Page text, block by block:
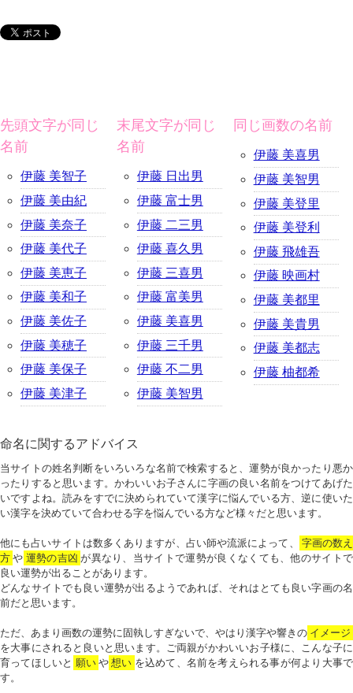
先頭文字が同じ
名前
伊藤 美智子
伊藤 美由紀
伊藤 美奈子
伊藤 美代子
伊藤 美恵子
伊藤 美和子
伊藤 美佐子
伊藤 美穂子
伊藤 美保子
伊藤 美津子
末尾文字が同じ
名前
伊藤 日出男
伊藤 富士男
伊藤 二三男
伊藤 喜久男
伊藤 三喜男
伊藤 富美男
伊藤 美喜男
伊藤 三千男
伊藤 不二男
伊藤 美智男
同じ画数の名前
伊藤 美喜男
伊藤 美智男
伊藤 美登里
伊藤 美登利
伊藤 飛雄吾
伊藤 映画村
伊藤 美都里
伊藤 美貴男
伊藤 美都志
伊藤 柚都希
命名に関するアドバイス
当サイトの姓名判断をいろいろな名前で検索すると、運勢が良かったり悪か
ったりすると思います。かわいいお子さんに字画の良い名前をつけてあげた
いですよね。読みをすでに決められていて漢字に悩んでいる方、逆に使いた
い漢字を決めていて合わせる字を悩んでいる方など様々だと思います。
他にも占いサイトは数多くありますが、占い師や流派によって、
字画の数え
方 や 運勢の吉凶 が異なり、当サイトで運勢が良くなくても、他のサイトで
良い運勢が出ることがあります。
どんなサイトでも良い運勢が出るようであれば、それはとても良い字画の名
前だと思います。
ただ、あまり画数の運勢に固執しすぎないで、やはり漢字や響きの イメージ
を大事にされると良いと思います。ご両親がかわいいお子様に、こんな子に
育ってほしいと 願い や 想い を込めて、名前を考えられる事が何より大事で
す。